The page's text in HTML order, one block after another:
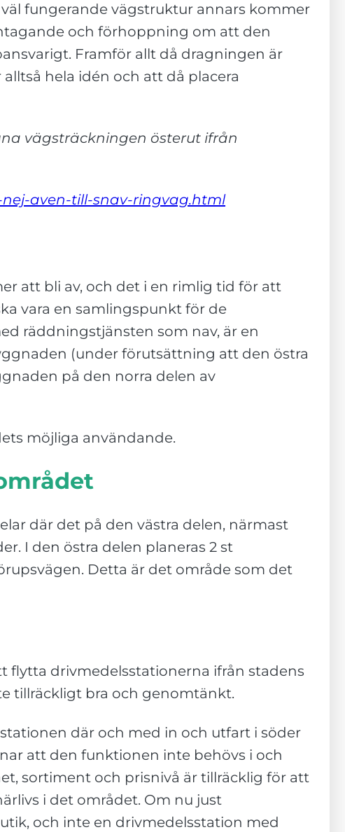
fungerande vägstruktur annars kommer
och förhoppning om att den
Framför allt då dragningen är
hela idén och att då placera
vägsträckningen österut ifrån
nej-aven-till-snav-ringvag.html
att bli av, och det i en rimlig tid för att
vara en samlingspunkt för de
räddningstjänsten som nav, är en
(under förutsättning att den östra
på den norra delen av
möjliga användande.
där det på den västra delen, närmast
I den östra delen planeras 2 st
Detta är det område som det
flytta drivmedelsstationerna ifrån stadens
tillräckligt bra och genomtänkt.
där och med in och utfart i söder
att den funktionen inte behövs i och
sortiment och prisnivå är tillräcklig för att
i det området. Om nu just
och inte en drivmedelsstation med